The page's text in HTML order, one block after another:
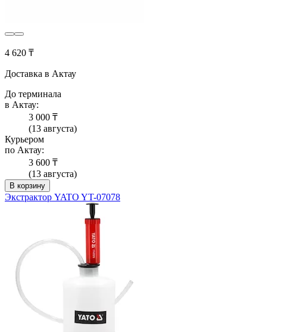
4 620 ₸
Доставка в Актау
До терминала
в Актау:
3 000 ₸
(13 августа)
Курьером
по Актау:
3 600 ₸
(13 августа)
В корзину
Экстрактор YATO YT-07078